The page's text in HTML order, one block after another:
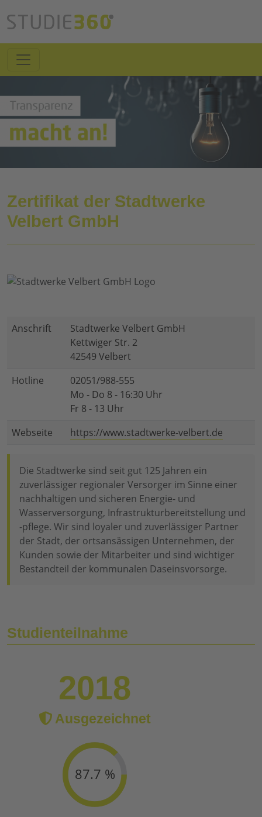
Zertifikat der Stadtwerke
Velbert GmbH
Anschrift
Stadtwerke Velbert GmbH
Kettwiger Str. 2
42549 Velbert
Hotline
02051/988-555
Mo - Do 8 - 16:30 Uhr
Fr 8 - 13 Uhr
Webseite
https://www.stadtwerke-velbert.de
Die Stadtwerke sind seit gut 125 Jahren ein
zuverlässiger regionaler Versorger im Sinne einer
nachhaltigen und sicheren Energie- und
Wasserversorgung, Infrastrukturbereitstellung und
-pflege. Wir sind loyaler und zuverlässiger Partner
der Stadt, der ortsansässigen Unternehmen, der
Kunden sowie der Mitarbeiter und sind wichtiger
Bestandteil der kommunalen Daseinsvorsorge.
Studienteilnahme
2018
Ausgezeichnet
87.7 %